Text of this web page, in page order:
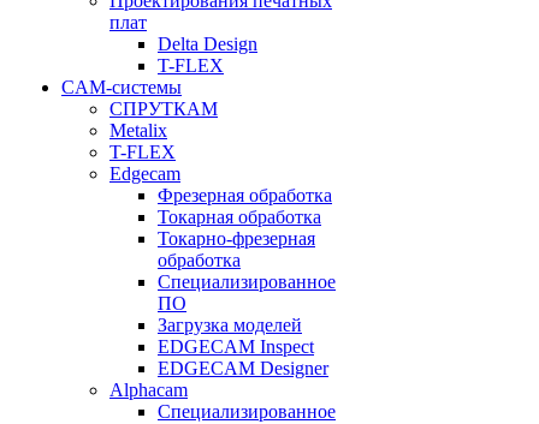
плат
Delta Design
T-FLEX
CAM-системы
СПРУТКAM
Metalix
T-FLEX
Edgecam
Фрезерная обработка
Токарная обработка
Токарно-фрезерная
обработка
Специализированное
ПО
Загрузка моделей
EDGECAM Inspect
EDGECAM Designer
Alphacam
Специализированное